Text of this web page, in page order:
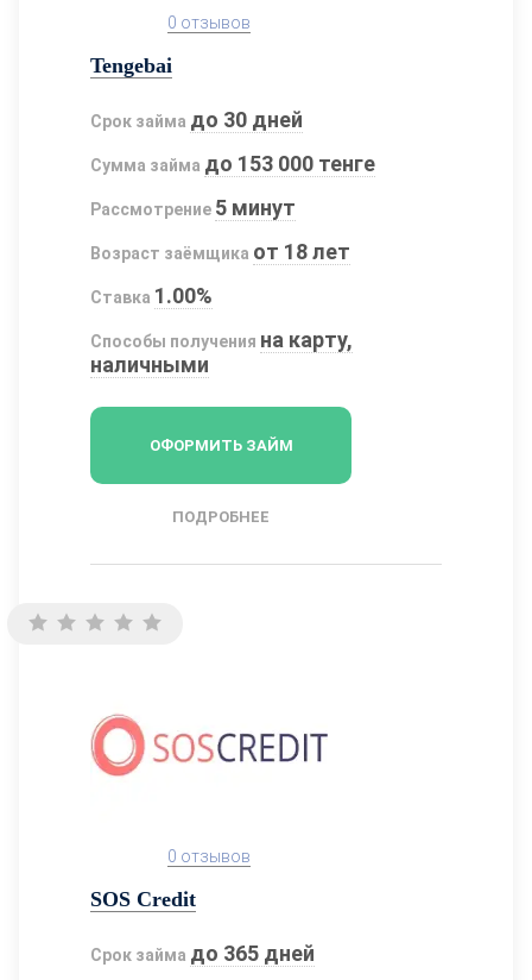
0 отзывов
Tengebai
Срок займа до 30 дней
Сумма займа до 153 000 тенге
Рассмотрение 5 минут
Возраст заёмщика от 18 лет
Ставка 1.00%
Способы получения на карту,
наличными
ОФОРМИТЬ ЗАЙМ
ПОДРОБНЕЕ
0 отзывов
SOS Credit
Срок займа до 365 дней